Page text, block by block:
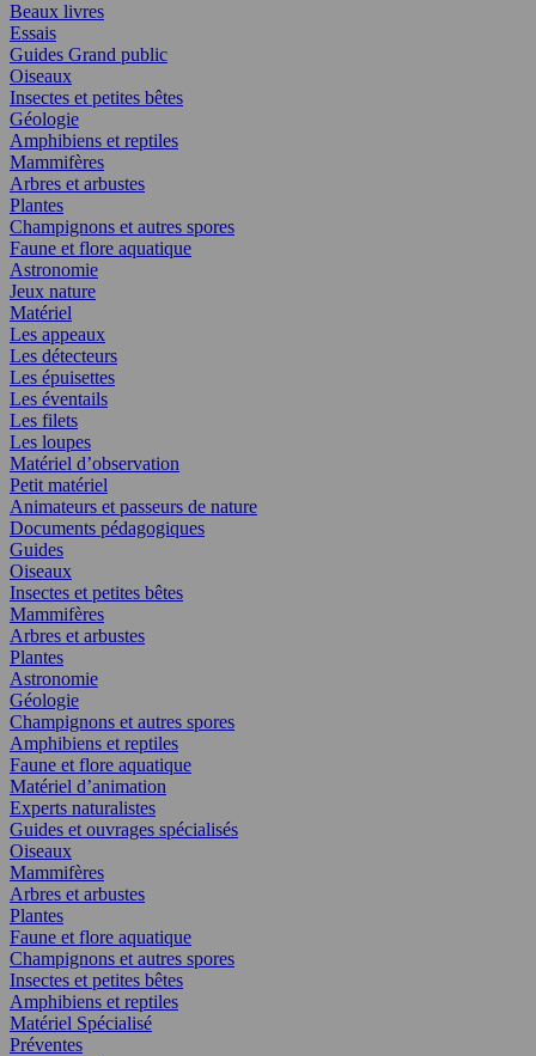
Beaux livres
Essais
Guides Grand public
Oiseaux
Insectes et petites bêtes
Géologie
Amphibiens et reptiles
Mammifères
Arbres et arbustes
Plantes
Champignons et autres spores
Faune et flore aquatique
Astronomie
Jeux nature
Matériel
Les appeaux
Les détecteurs
Les épuisettes
Les éventails
Les filets
Les loupes
Matériel d’observation
Petit matériel
Animateurs et passeurs de nature
Documents pédagogiques
Guides
Oiseaux
Insectes et petites bêtes
Mammifères
Arbres et arbustes
Plantes
Astronomie
Géologie
Champignons et autres spores
Amphibiens et reptiles
Faune et flore aquatique
Matériel d’animation
Experts naturalistes
Guides et ouvrages spécialisés
Oiseaux
Mammifères
Arbres et arbustes
Plantes
Faune et flore aquatique
Champignons et autres spores
Insectes et petites bêtes
Amphibiens et reptiles
Matériel Spécialisé
Préventes